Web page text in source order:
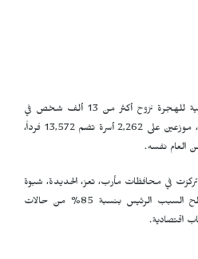
ورصد تقرير حديث للمنظمة الدولية للهجرة نزوح أكثر من 13 ألف شخص في
اليمن خلال الربع الأخير من 2025، موزعين على 2,262 أسرة تضم 13,572 فرداً،
من العام نفسه.
في محافظات مأرب، تعز، الحديدة، شبوة
وحضرموت، حيث يمثل النزاع المسلح السبب الرئيس بنسبة 85% من حالات
اقتصادية.